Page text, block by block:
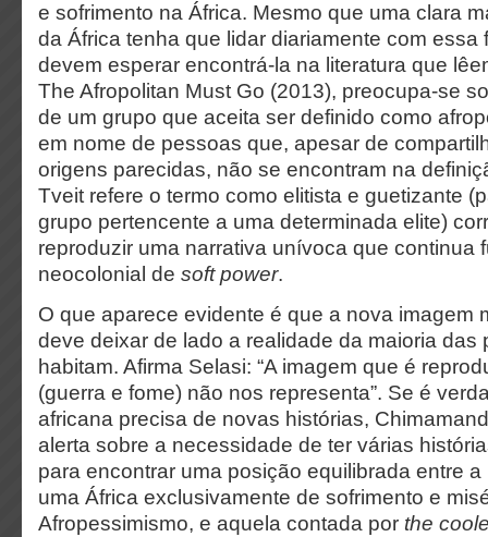
e sofrimento na África. Mesmo que uma clara
da África tenha que lidar diariamente com essa
devem esperar encontrá-la na literatura que
The Afropolitan Must Go (2013), preocupa-se
de um grupo que aceita ser definido como
em nome de pessoas que, apesar de
origens parecidas, não se encontram na
Tveit refere o termo como elitista e guetizante
grupo pertencente a uma determinada elite)
reproduzir uma narrativa unívoca que continua
neocolonial de soft power.
O que aparece evidente é que a nova imagem
deve deixar de lado a realidade da maioria das
habitam. Afirma Selasi: “A imagem que é
(guerra e fome) não nos representa”. Se é
africana precisa de novas histórias,
alerta sobre a necessidade de ter várias
para encontrar uma posição equilibrada entre
uma África exclusivamente de sofrimento e
Afropessimismo, e aquela contada por the